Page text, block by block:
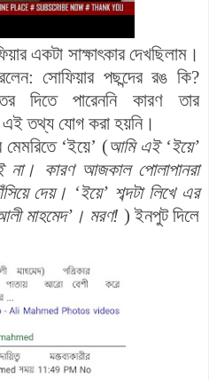
একটা সাক্ষাৎকার দেখছিলাম।
সোফিয়ার পছন্দের রঙ কি?
দিতে পারেননি কারণ তার
এই তথ্য যোগ করা হয়নি।
‘ইয়ে’ (আমি এই ‘ইয়ে’
না। কারণ আজকাল পোলাপানরা
দেয়। ‘ইয়ে’ শব্দটা লিখে এর
মাহমেদ’। মরণ! ) ইনপুট দিলে